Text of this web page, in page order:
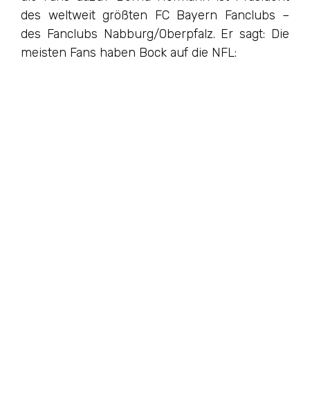
des weltweit größten FC Bayern Fanclubs –
des Fanclubs Nabburg/Oberpfalz. Er sagt: Die
meisten Fans haben Bock auf die NFL: